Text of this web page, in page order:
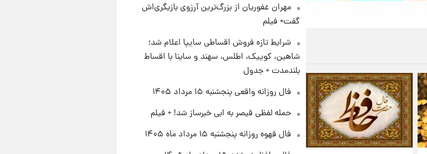
مهران غفوریان از بزرگ‌ترین آرزوی بازیگری‌اش
گفت+ فیلم
شرایط تازه فروش اقساطی سایپا اعلام شد؛
شاهین، کوییک، اطلس، سهند و ساینا با اقساط
بلندمدت + جدول
فال روزانه واقعی پنجشنبه ۱۵ مرداد ۱۴۰۵
حمله لفظی قیصر به ابی خبرساز شد! + فیلم
فال قهوه روزانه پنجشنبه ۱۵ مرداد ماه ۱۴۰۵